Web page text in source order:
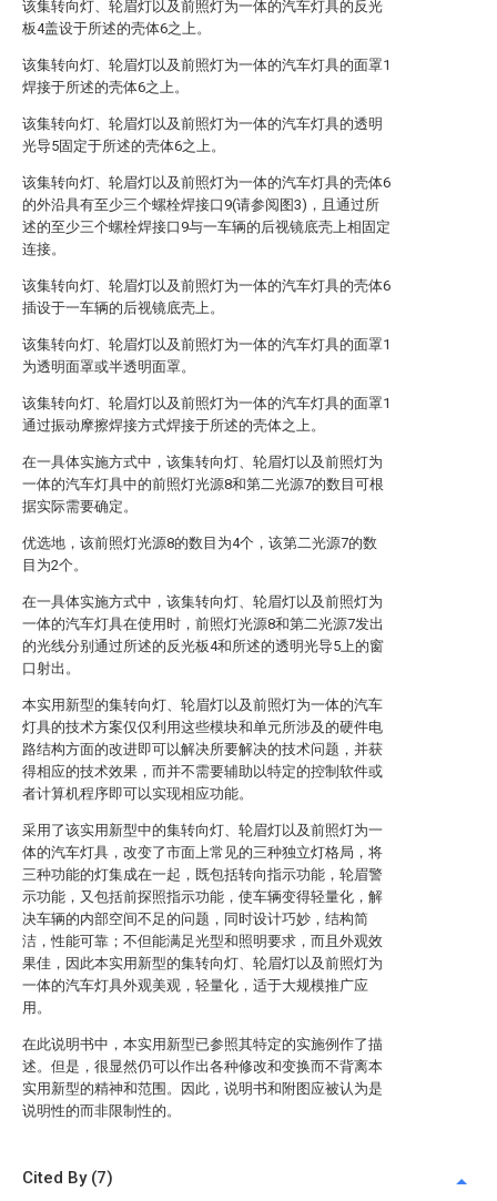
该集转向灯、轮眉灯以及前照灯为一体的汽车灯具的反光
板4盖设于所述的壳体6之上。
该集转向灯、轮眉灯以及前照灯为一体的汽车灯具的面罩1
焊接于所述的壳体6之上。
该集转向灯、轮眉灯以及前照灯为一体的汽车灯具的透明
光导5固定于所述的壳体6之上。
该集转向灯、轮眉灯以及前照灯为一体的汽车灯具的壳体6
的外沿具有至少三个螺栓焊接口9(请参阅图3)，且通过所
述的至少三个螺栓焊接口9与一车辆的后视镜底壳上相固定
连接。
该集转向灯、轮眉灯以及前照灯为一体的汽车灯具的壳体6
插设于一车辆的后视镜底壳上。
该集转向灯、轮眉灯以及前照灯为一体的汽车灯具的面罩1
为透明面罩或半透明面罩。
该集转向灯、轮眉灯以及前照灯为一体的汽车灯具的面罩1
通过振动摩擦焊接方式焊接于所述的壳体之上。
在一具体实施方式中，该集转向灯、轮眉灯以及前照灯为
一体的汽车灯具中的前照灯光源8和第二光源7的数目可根
据实际需要确定。
优选地，该前照灯光源8的数目为4个，该第二光源7的数
目为2个。
在一具体实施方式中，该集转向灯、轮眉灯以及前照灯为
一体的汽车灯具在使用时，前照灯光源8和第二光源7发出
的光线分别通过所述的反光板4和所述的透明光导5上的窗
口射出。
本实用新型的集转向灯、轮眉灯以及前照灯为一体的汽车
灯具的技术方案仅仅利用这些模块和单元所涉及的硬件电
路结构方面的改进即可以解决所要解决的技术问题，并获
得相应的技术效果，而并不需要辅助以特定的控制软件或
者计算机程序即可以实现相应功能。
采用了该实用新型中的集转向灯、轮眉灯以及前照灯为一
体的汽车灯具，改变了市面上常见的三种独立灯格局，将
三种功能的灯集成在一起，既包括转向指示功能，轮眉警
示功能，又包括前探照指示功能，使车辆变得轻量化，解
决车辆的内部空间不足的问题，同时设计巧妙，结构简
洁，性能可靠；不但能满足光型和照明要求，而且外观效
果佳，因此本实用新型的集转向灯、轮眉灯以及前照灯为
一体的汽车灯具外观美观，轻量化，适于大规模推广应
用。
在此说明书中，本实用新型已参照其特定的实施例作了描
述。但是，很显然仍可以作出各种修改和变换而不背离本
实用新型的精神和范围。因此，说明书和附图应被认为是
说明性的而非限制性的。
Cited By (7)